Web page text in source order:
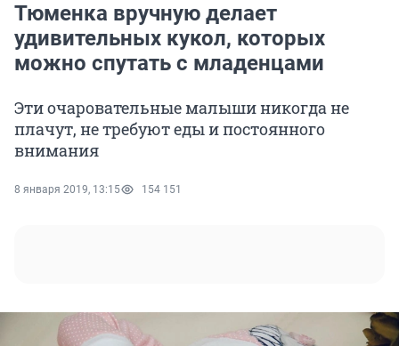
Тюменка вручную делает
удивительных кукол, которых
можно спутать с младенцами
Эти очаровательные малыши никогда не
плачут, не требуют еды и постоянного
внимания
8 января 2019, 13:15 154 151